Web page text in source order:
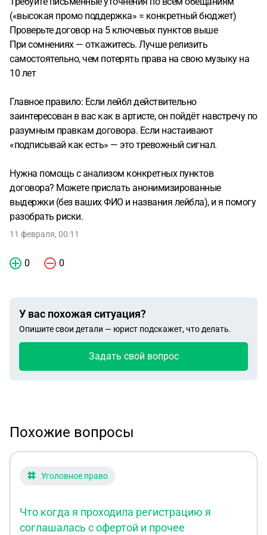
(«высокая промо поддержка» = конкретный бюджет)
Проверьте договор на 5 ключевых пунктов выше
При сомнениях — откажитесь. Лучше релизить
самостоятельно, чем потерять права на свою музыку на
10 лет
Главное правило: Если лейбл действительно
заинтересован в вас как в артисте, он пойдёт навстречу по
разумным правкам договора. Если настаивают
«подписывай как есть» — это тревожный сигнал.
Нужна помощь с анализом конкретных пунктов
договора? Можете прислать анонимизированные
выдержки (без ваших ФИО и названия лейбла), и я помогу
разобрать риски.
11 февраля, 00:11
0 0
У вас похожая ситуация?
Опишите свои детали — юрист подскажет, что делать.
Задать свой вопрос
Похожие вопросы
Уголовное право
Что когда я проходила регистрацию я
соглашалась с офертой и прочее